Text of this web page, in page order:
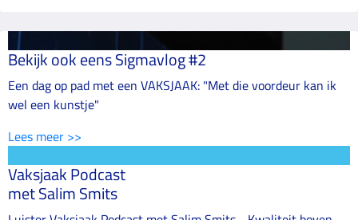
Bekijk ook eens Sigmavlog #2
Een dag op pad met een VAKSJAAK: "Met die voordeur kan ik
wel een kunstje"
Lees meer >>
Vaksjaak Podcast
met Salim Smits